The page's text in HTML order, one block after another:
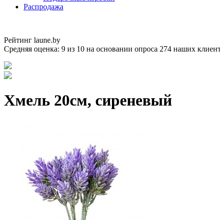
Распродажа
Рейтинг laune.by
Средняя оценка: 9 из 10 на основании опроса 274 наших
Хмель 20см, сиреневый